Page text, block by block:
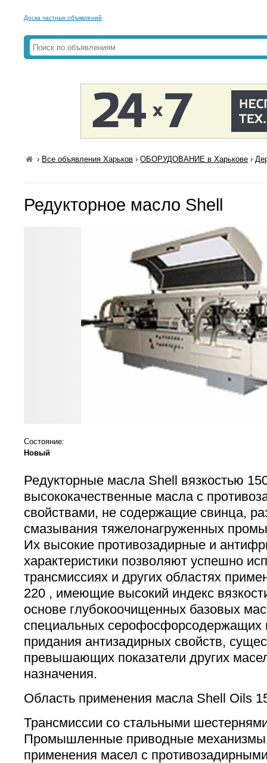
Доска частных объявлений
› Все объявления Харьков ›ОБОРУДОВАНИЕ в Харькове ›
Редукторное масло Shell
Состояние:
Новый
Редукторные масла Shell вязкостью
высококачественные масла с
свойствами, не содержащие свинца,
смазывания тяжелонагруженных
Их высокие противозадирные и
характеристики позволяют успешно
трансмиссиях и других областях
220 , имеющие высокий индекс
основе глубокоочищенных базовых
специальных серофосфорсодержащих
придания антизадирных свойств,
превышающих показатели других
назначения.
Область применения масла Shell Oils
Трансмиссии со стальными
Промышленные приводные
применения масел с